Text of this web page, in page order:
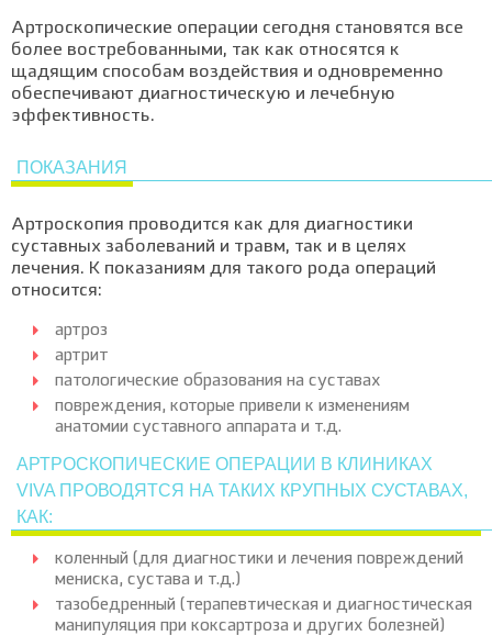
Артроскопические операции сегодня становятся все
более востребованными, так как относятся к
щадящим способам воздействия и одновременно
обеспечивают диагностическую и лечебную
эффективность.
ПОКАЗАНИЯ
Артроскопия проводится как для диагностики
суставных заболеваний и травм, так и в целях
лечения. К показаниям для такого рода операций
относится:
артроз
артрит
патологические образования на суставах
повреждения, которые привели к изменениям
анатомии суставного аппарата и т.д.
АРТРОСКОПИЧЕСКИЕ ОПЕРАЦИИ В КЛИНИКАХ
VIVA ПРОВОДЯТСЯ НА ТАКИХ КРУПНЫХ СУСТАВАХ,
КАК:
коленный (для диагностики и лечения повреждений
мениска, сустава и т.д.)
тазобедренный (терапевтическая и диагностическая
манипуляция при коксартроза и других болезней)